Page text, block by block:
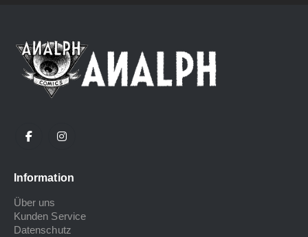
Information
Über uns
Kunden Service
Datenschutz